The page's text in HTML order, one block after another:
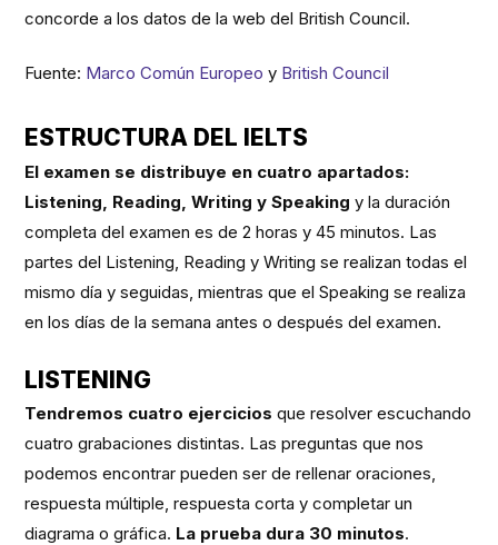
concorde a los datos de la web del British Council.
Fuente: Marco Común Europeo y British Council
ESTRUCTURA DEL IELTS
El examen se distribuye en cuatro apartados:
Listening, Reading, Writing y Speaking y la duración
completa del examen es de 2 horas y 45 minutos. Las
partes del Listening, Reading y Writing se realizan todas el
mismo día y seguidas, mientras que el Speaking se realiza
en los días de la semana antes o después del examen.
LISTENING
Tendremos cuatro ejercicios que resolver escuchando
cuatro grabaciones distintas. Las preguntas que nos
podemos encontrar pueden ser de rellenar oraciones,
respuesta múltiple, respuesta corta y completar un
diagrama o gráfica. La prueba dura 30 minutos.